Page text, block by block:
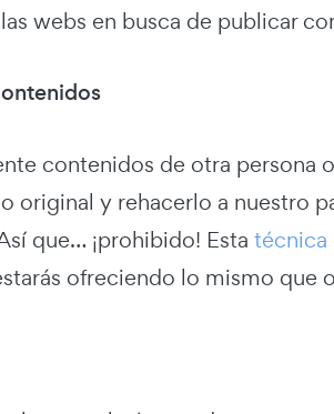
webs en busca de publicar
contenidos de otra persona
original y rehacerlo a nuestro
que… ¡prohibido! Esta técnica
ofreciendo lo mismo que